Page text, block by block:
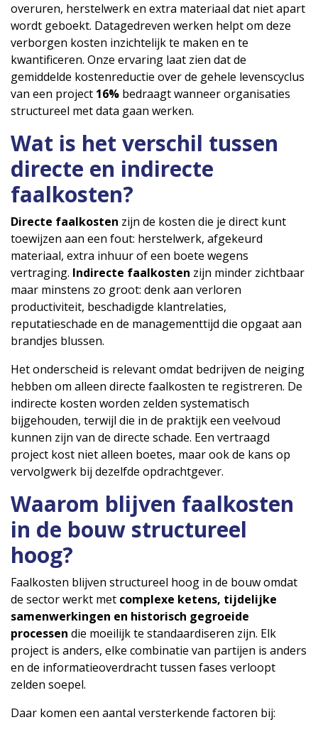
overuren, herstelwerk en extra materiaal dat niet apart
wordt geboekt. Datagedreven werken helpt om deze
verborgen kosten inzichtelijk te maken en te
kwantificeren. Onze ervaring laat zien dat de
gemiddelde kostenreductie over de gehele levenscyclus
van een project 16% bedraagt wanneer organisaties
structureel met data gaan werken.
Wat is het verschil tussen
directe en indirecte
faalkosten?
Directe faalkosten zijn de kosten die je direct kunt
toewijzen aan een fout: herstelwerk, afgekeurd
materiaal, extra inhuur of een boete wegens
vertraging. Indirecte faalkosten zijn minder zichtbaar
maar minstens zo groot: denk aan verloren
productiviteit, beschadigde klantrelaties,
reputatieschade en de managementtijd die opgaat aan
brandjes blussen.
Het onderscheid is relevant omdat bedrijven de neiging
hebben om alleen directe faalkosten te registreren. De
indirecte kosten worden zelden systematisch
bijgehouden, terwijl die in de praktijk een veelvoud
kunnen zijn van de directe schade. Een vertraagd
project kost niet alleen boetes, maar ook de kans op
vervolgwerk bij dezelfde opdrachtgever.
Waarom blijven faalkosten
in de bouw structureel
hoog?
Faalkosten blijven structureel hoog in de bouw omdat
de sector werkt met complexe ketens, tijdelijke
samenwerkingen en historisch gegroeide
processen die moeilijk te standaardiseren zijn. Elk
project is anders, elke combinatie van partijen is anders
en de informatieoverdracht tussen fases verloopt
zelden soepel.
Daar komen een aantal versterkende factoren bij: